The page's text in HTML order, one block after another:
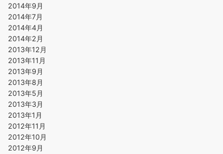
2014年9月
2014年7月
2014年4月
2014年2月
2013年12月
2013年11月
2013年9月
2013年8月
2013年5月
2013年3月
2013年1月
2012年11月
2012年10月
2012年9月